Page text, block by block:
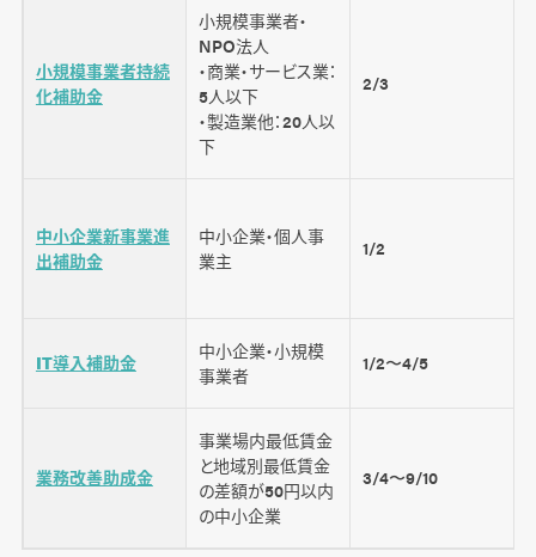
小規模事業者持続
化補助金
小規模事業者・
NPO法人
・商業・サービス業：
5人以下
・製造業他：20人以
下
2/3
中小企業新事業進
出補助金
中小企業・個人事
業主
1/2
IT導入補助金
中小企業・小規模
事業者
1/2〜4/5
業務改善助成金
事業場内最低賃金
と地域別最低賃金
の差額が50円以内
の中小企業
3/4〜9/10